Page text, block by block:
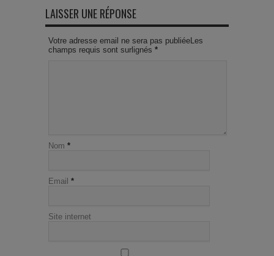
LAISSER UNE RÉPONSE
Votre adresse email ne sera pas publiéeLes
champs requis sont surlignés *
Nom *
Email *
Site internet